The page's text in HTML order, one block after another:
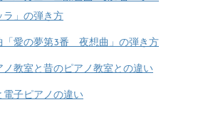
ラ」の弾き方
「愛の夢第3番 夜想曲」の弾き方
ノ教室と昔のピアノ教室との違い
電子ピアノの違い